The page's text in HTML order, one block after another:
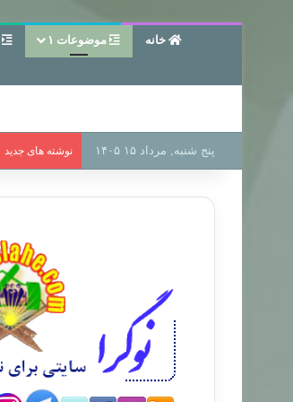
خانه موضوعات ۱
پنج شنبه, مرداد ۱۵ ۱۴۰۵ نوشته های جدید